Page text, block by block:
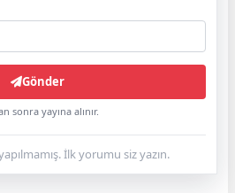
Gönder
sonra yayına alınır.
İlk yorumu siz yazın.